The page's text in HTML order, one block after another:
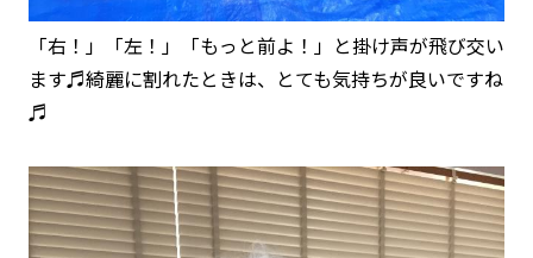
「右！」「左！」「もっと前よ！」と掛け声が飛び交い
ます♬綺麗に割れたときは、とても気持ちが良いですね
♬